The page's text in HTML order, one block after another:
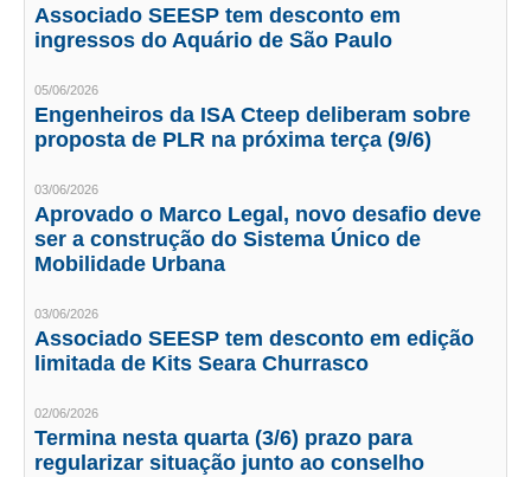
REVISÃO DE APOSENTADORIA
FGTS CORREÇÃO
LEI 4.950-A/1966 – PISO SALARIAL
LEI 5.194/1966 – REGULAMENTAÇÃO DA PROFISSÃO
LEI 6.496/1977 – ART
RES 1.002/2002 – CÓDIGO DE ÉTICA
HOMOLOGAÇÕES
PISO SALARIAL
Associado SEESP tem desconto em
ingressos do Aquário de São Paulo
05/06/2026
Engenheiros da ISA Cteep deliberam sobre
proposta de PLR na próxima terça (9/6)
03/06/2026
Aprovado o Marco Legal, novo desafio deve
ser a construção do Sistema Único de
Mobilidade Urbana
03/06/2026
Associado SEESP tem desconto em edição
limitada de Kits Seara Churrasco
02/06/2026
Termina nesta quarta (3/6) prazo para
regularizar situação junto ao conselho